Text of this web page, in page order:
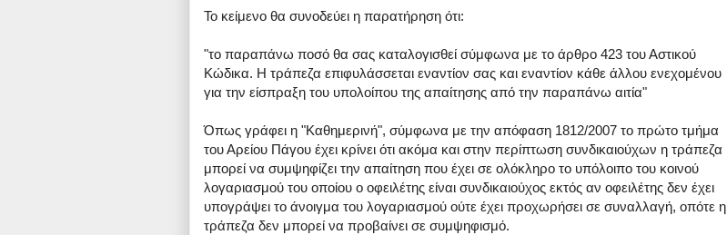
Το κείμενο θα συνοδεύει η παρατήρηση ότι:
"το παραπάνω ποσό θα σας καταλογισθεί σύμφωνα με το άρθρο 423 του Αστικού
Κώδικα. Η τράπεζα επιφυλάσσεται εναντίον σας και εναντίον κάθε άλλου ενεχομένου
για την είσπραξη του υπολοίπου της απαίτησης από την παραπάνω αιτία"
Όπως γράφει η "Καθημερινή", σύμφωνα με την απόφαση 1812/2007 το πρώτο τμήμα
του Αρείου Πάγου έχει κρίνει ότι ακόμα και στην περίπτωση συνδικαιούχων η τράπεζα
μπορεί να συμψηφίζει την απαίτηση που έχει σε ολόκληρο το υπόλοιπο του κοινού
λογαριασμού του οποίου ο οφειλέτης είναι συνδικαιούχος εκτός αν οφειλέτης δεν έχει
υπογράψει το άνοιγμα του λογαριασμού ούτε έχει προχωρήσει σε συναλλαγή, οπότε η
τράπεζα δεν μπορεί να προβαίνει σε συμψηφισμό.